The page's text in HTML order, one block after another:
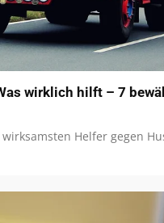
wirklich hilft – 7
Helfer gegen